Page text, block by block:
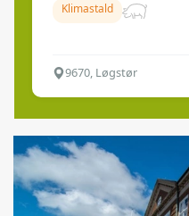
Klimastald
9670, Løgstør